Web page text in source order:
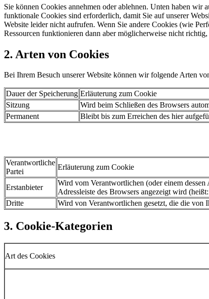
Sie können Cookies annehmen oder ablehnen. Unten haben
funktionale Cookies sind erforderlich, damit Sie auf unserer
Website leider nicht aufrufen. Wenn Sie andere Cookies (wie
Ressourcen funktionieren dann aber möglicherweise nicht
2. Arten von Cookies
Bei Ihrem Besuch unserer Website können wir folgende Arten
Dauer der Speicherung Erläuterung zum Cookie
Sitzung
Wird beim Schließen des Browsers
Permanent
Bleibt bis zum Erreichen des hier
Verantwortliche
Partei
Erläuterung zum Cookie
Erstanbieter
Wird vom Verantwortlichen (oder einem
Adressleiste des Browsers angezeigt wird
Dritte
Wird von Verantwortlichen gesetzt, die die von
3. Cookie-Kategorien
Art des Cookies